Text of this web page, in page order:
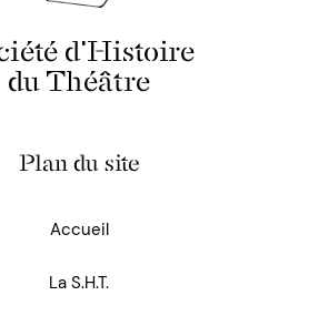
d'Histoire
du Théâtre
Plan du site
Accueil
La S.H.T.